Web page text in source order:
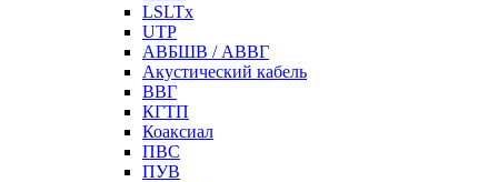
LSLTx
UTP
АВБШВ / АВВГ
Акустический кабель
ВВГ
КГТП
Коаксиал
ПВС
ПУВ